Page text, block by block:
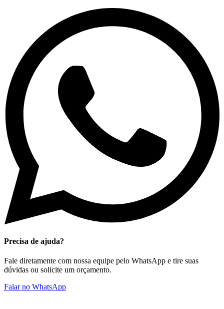
Precisa de ajuda?
Fale diretamente com nossa equipe pelo WhatsApp e tire suas
dúvidas ou solicite um orçamento.
Falar no WhatsApp